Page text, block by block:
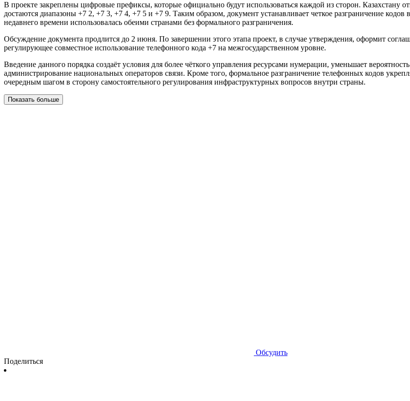
В проекте закреплены цифровые префиксы, которые официально будут использоваться каждой из сторон. Казахстану
достаются диапазоны +7 2, +7 3, +7 4, +7 5 и +7 9. Таким образом, документ устанавливает четкое разграничение
недавнего времени использовалась обеими странами без формального разграничения.
Обсуждение документа продлится до 2 июня. По завершении этого этапа проект, в случае утверждения, оформит
регулирующее совместное использование телефонного кода +7 на межгосударственном уровне.
Введение данного порядка создаёт условия для более чёткого управления ресурсами нумерации, уменьшает
администрирование национальных операторов связи. Кроме того, формальное разграничение телефонных кодов
очередным шагом в сторону самостоятельного регулирования инфраструктурных вопросов внутри страны.
Показать больше
Обсудить
Поделиться